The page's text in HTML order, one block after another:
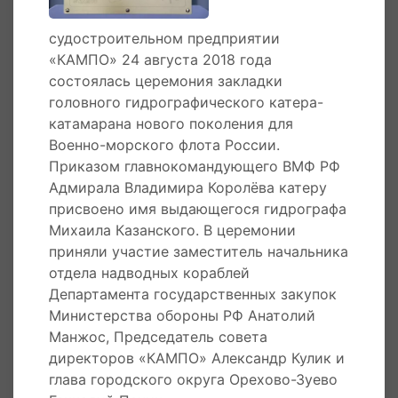
гидрографический катер-катамаран «Михаил
Казанский» завершил очередной этап
заводских ходовых испытаний в Финском
заливе. После проведения ревизии всех
систем и механизмов катер совершил еще
несколько контрольных выходов в море и
приступил к государственным испытаниям,
которые завершились в ноябре.
24 августа 2018 годана подмосковном
судостроительном предприятии «КАМПО»
прошла закладка для ВМФ России головного
гидрографического катера-катамарана нового
поколения. Приказом главнокомандующего
ВМФ РФ Адмирала Владимира Королёва
катеру присвоено имя выдающегося
гидрографа Михаила Казанского. В церемонии
приняли участие замначальника отдела
судостроительном предприятии
«КАМПО» 24 августа 2018 года
состоялась церемония закладки
головного гидрографического катера-
катамарана нового поколения для
Военно-морского флота России.
Приказом главнокомандующего ВМФ РФ
Адмирала Владимира Королёва катеру
присвоено имя выдающегося гидрографа
Михаила Казанского. В церемонии
приняли участие заместитель начальника
отдела надводных кораблей
Департамента государственных закупок
Министерства обороны РФ Анатолий
Манжос, Председатель совета
директоров «КАМПО» Александр Кулик и
глава городского округа Орехово-Зуево